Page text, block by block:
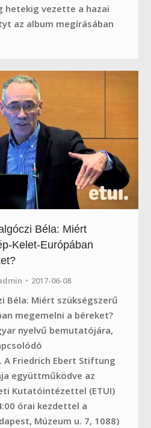
hetekig vezette a hazai
az album megírásában
Béla: Miért
Kelet-Európában
2017-06-08
Béla: Miért szükségszerű
megemelni a béreket?
nyelvű bemutatójára,
Friedrich Ebert Stiftung
együttműködve az
Kutatóintézettel (ETUI)
órai kezdettel a
Múzeum u. 7, 1088)